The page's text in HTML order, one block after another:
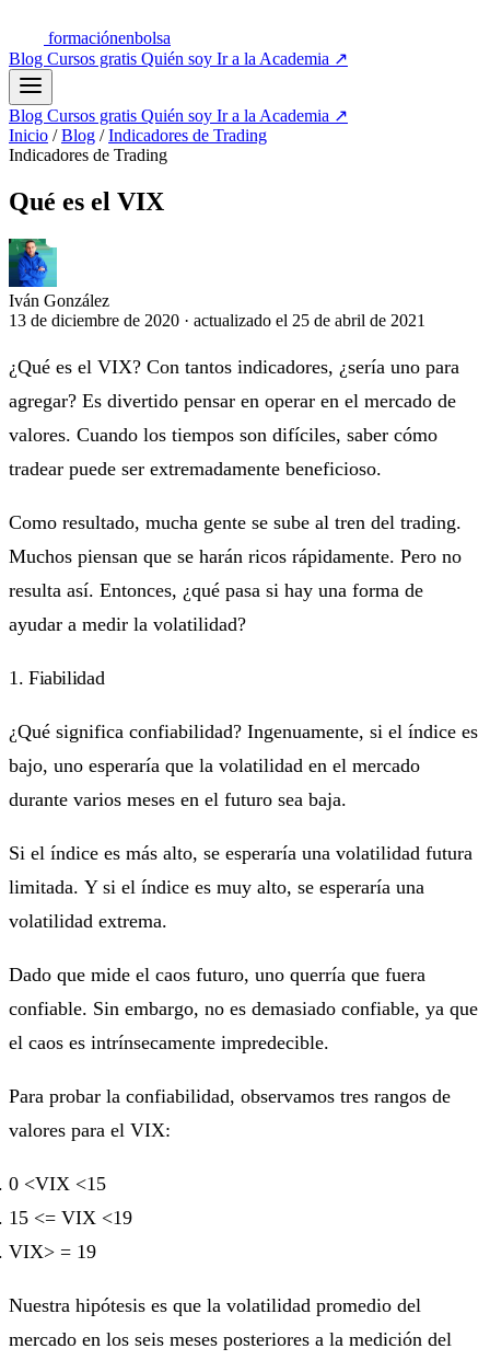
formaciónenbolsa
Blog Cursos gratis Quién soy Ir a la Academia ↗
Blog Cursos gratis Quién soy Ir a la Academia ↗
Inicio / Blog / Indicadores de Trading
Indicadores de Trading
Qué es el VIX
Iván González
13 de diciembre de 2020 · actualizado el 25 de abril de 2021
¿Qué es el VIX? Con tantos indicadores, ¿sería uno para
agregar? Es divertido pensar en operar en el mercado de
valores. Cuando los tiempos son difíciles, saber cómo
tradear puede ser extremadamente beneficioso.
Como resultado, mucha gente se sube al tren del trading.
Muchos piensan que se harán ricos rápidamente. Pero no
resulta así. Entonces, ¿qué pasa si hay una forma de
ayudar a medir la volatilidad?
1. Fiabilidad
¿Qué significa confiabilidad? Ingenuamente, si el índice es
bajo, uno esperaría que la volatilidad en el mercado
durante varios meses en el futuro sea baja.
Si el índice es más alto, se esperaría una volatilidad futura
limitada. Y si el índice es muy alto, se esperaría una
volatilidad extrema.
Dado que mide el caos futuro, uno querría que fuera
confiable. Sin embargo, no es demasiado confiable, ya que
el caos es intrínsecamente impredecible.
Para probar la confiabilidad, observamos tres rangos de
valores para el VIX:
0 <VIX <15
15 <= VIX <19
VIX> = 19
Nuestra hipótesis es que la volatilidad promedio del
mercado en los seis meses posteriores a la medición del